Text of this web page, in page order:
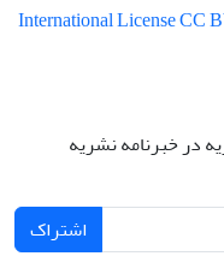
International License CC
در خبرنامه نشریه
اشتراک